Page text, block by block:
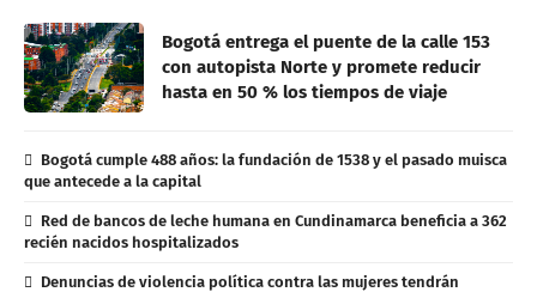
Bogotá entrega el puente de la calle 153
con autopista Norte y promete reducir
hasta en 50 % los tiempos de viaje
Bogotá cumple 488 años: la fundación de 1538 y el pasado muisca
que antecede a la capital
Red de bancos de leche humana en Cundinamarca beneficia a 362
recién nacidos hospitalizados
Denuncias de violencia política contra las mujeres tendrán